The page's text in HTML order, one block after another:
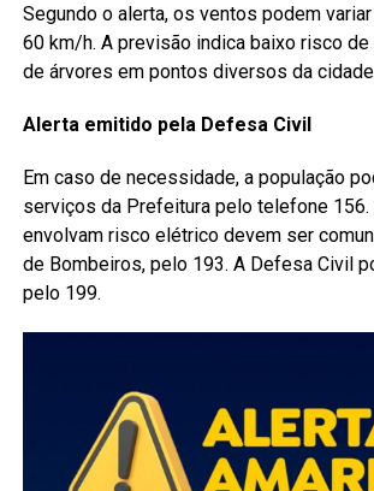
Segundo o alerta, os ventos podem
60 km/h. A previsão indica baixo risco
de árvores em pontos diversos da
Alerta emitido pela Defesa Civil
Em caso de necessidade, a população
serviços da Prefeitura pelo telefone 156.
envolvam risco elétrico devem ser
de Bombeiros, pelo 193. A Defesa Civil
pelo 199.